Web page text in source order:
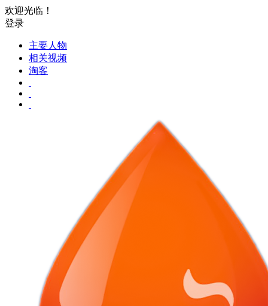
欢迎光临！
登录
主要人物
相关视频
淘客